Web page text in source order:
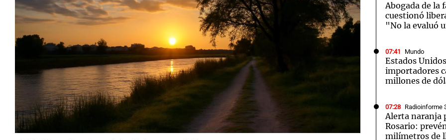
Abogada de la
cuestionó
"No la evaluó
07:41 Mundo
Estados
importadores
millones de
07:28 Radioinforme
Alerta naranja
Rosario:
milímetros de